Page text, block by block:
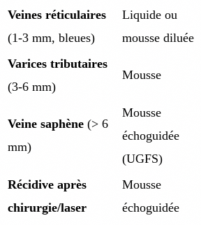
Veines réticulaires
(1-3 mm, bleues)
Liquide ou
mousse diluée
Varices tributaires
(3-6 mm)
Mousse
Veine saphène (> 6
mm)
Mousse
échoguidée
(UGFS)
Récidive après
chirurgie/laser
Mousse
échoguidée